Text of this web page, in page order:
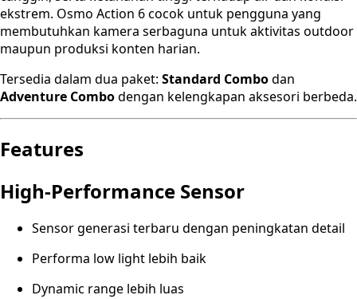
ekstrem. Osmo Action 6 cocok untuk pengguna yang
membutuhkan kamera serbaguna untuk aktivitas outdoor
maupun produksi konten harian.
Tersedia dalam dua paket: Standard Combodan
Adventure Combodengan kelengkapan aksesori berbeda.
Features
High-Performance Sensor
Sensor generasi terbaru dengan peningkatan detail
Performa low light lebih baik
Dynamic range lebih luas